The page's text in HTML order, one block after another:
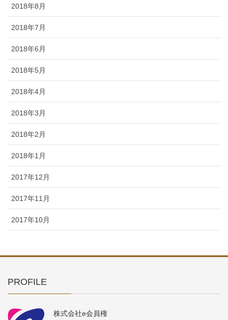
2018年8月
2018年7月
2018年6月
2018年5月
2018年4月
2018年3月
2018年2月
2018年1月
2017年12月
2017年11月
2017年10月
PROFILE
株式会社e会員権